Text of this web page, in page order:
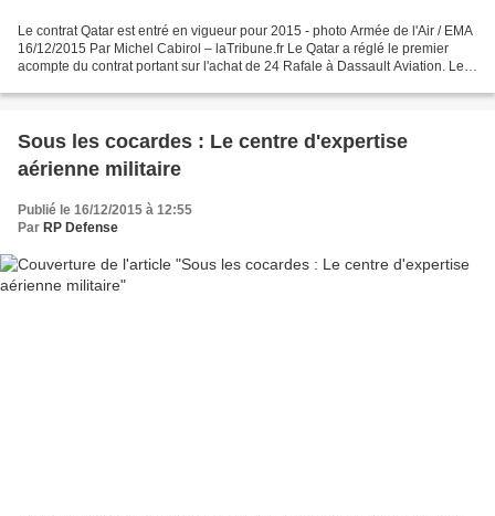
Le contrat Qatar est entré en vigueur pour 2015 - photo Armée de l'Air / EMA
16/12/2015 Par Michel Cabirol – laTribune.fr Le Qatar a réglé le premier
acompte du contrat portant sur l'achat de 24 Rafale à Dassault Aviation. Le
Sous les cocardes : Le centre d'expertise
aérienne militaire
Publié le 16/12/2015 à 12:55
Par RP Defense